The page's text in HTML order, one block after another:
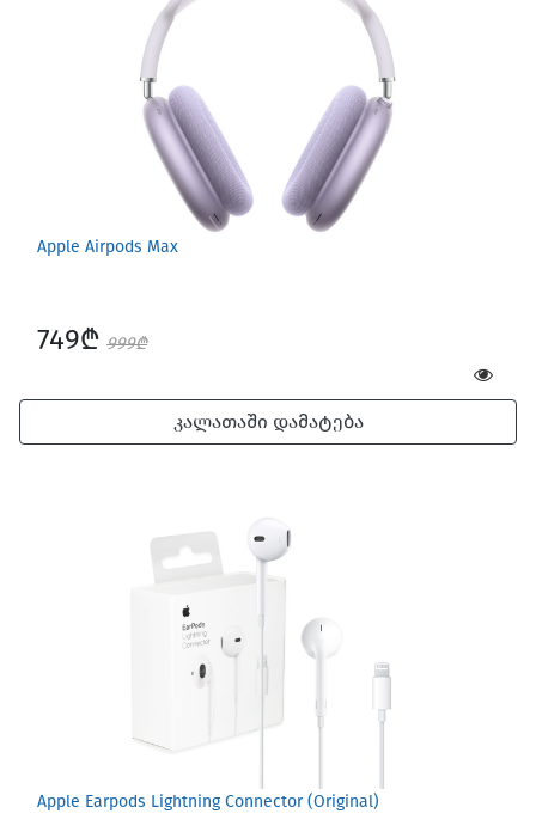
Apple Airpods Max
749₾ 999₾
კალათაში დამატება
Apple Earpods Lightning Connector (Original)